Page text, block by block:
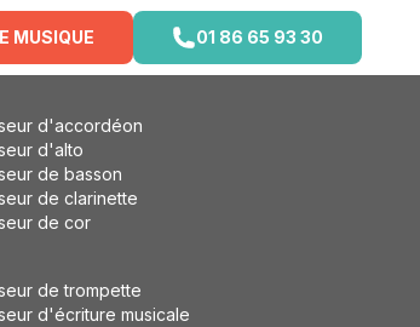
MUSIQUE 01 86 65 93 30
d'accordéon
d'alto
de basson
de clarinette
de cor
de trompette
d'écriture musicale